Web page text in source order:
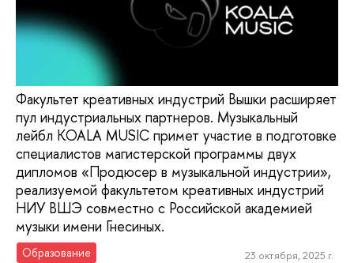
Факультет креативных индустрий Вышки расширяет
пул индустриальных партнеров. Музыкальный
лейбл KOALA MUSIC примет участие в подготовке
специалистов магистерской программы двух
дипломов «Продюсер в музыкальной индустрии»,
реализуемой факультетом креативных индустрий
НИУ ВШЭ совместно с Российской академией
музыки имени Гнесиных.
Образование 23 октября, 2025 г.